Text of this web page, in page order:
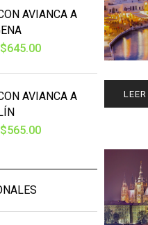
AVIANCA A
$645.00
AVIANCA A
$565.00